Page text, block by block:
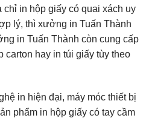
chỉ in hộp giấy có quai xách uy
lý, thì xưởng in Tuấn Thành
in Tuấn Thành còn cung cấp
carton hay in túi giấy tùy theo
in hiện đại, máy móc thiết bị
phẩm in hộp giấy có tay cầm